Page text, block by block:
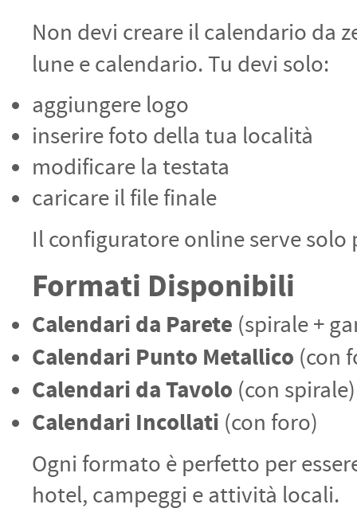
PETTORALI NUMERI DA
GARA
PETTORALI CON NOME ATLETA
NUMERI DA GARA MTB
Non devi creare il calendario da
lune e calendario. Tu devi solo:
aggiungere logo
inserire foto della tua località
modificare la testata
caricare il file finale
Il configuratore online serve solo
Formati Disponibili
Calendari da Parete (spirale +
Calendari Punto Metallico (con
Calendari da Tavolo (con spirale)
Calendari Incollati (con foro)
Ogni formato è perfetto per
hotel, campeggi e attività locali.